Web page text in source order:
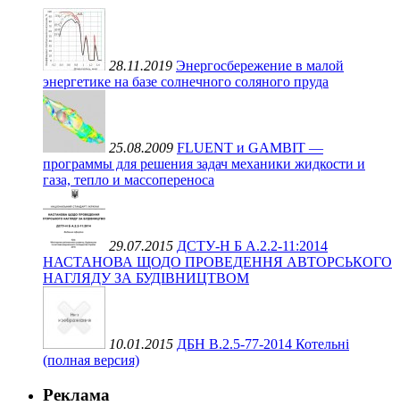
28.11.2019 Энергосбережение в малой
энергетике на базе солнечного соляного пруда
25.08.2009 FLUENT и GAMBIT —
программы для решения задач механики жидкости и
газа, тепло и массопереноса
29.07.2015 ДСТУ-Н Б А.2.2-11:2014
НАСТАНОВА ЩОДО ПРОВЕДЕННЯ АВТОРСЬКОГО
НАГЛЯДУ ЗА БУДІВНИЦТВОМ
10.01.2015 ДБН В.2.5-77-2014 Котельні
(полная версия)
Реклама